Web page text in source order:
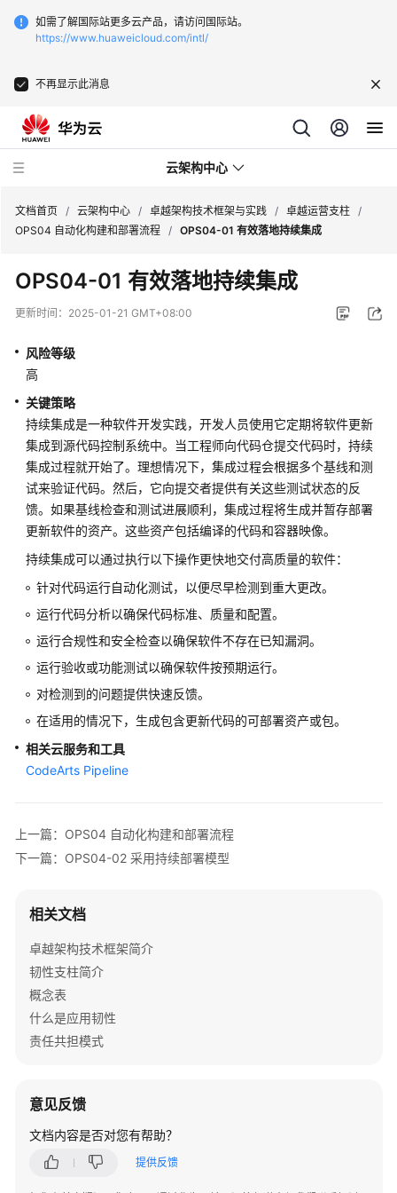
如需了解国际站更多云产品，请访问国际站。
https://www.huaweicloud.com/intl/
不再显示此消息
云架构中心
越
架
技
术
框
架
与
实
践
卓
越
构
技
框
架
简
韧
支
柱
全
性
能
效
率
支
柱
本
优
化
支
文档首页 / 云架构中心 / 卓越架构技术框架与实践 / 卓越运营支柱 /
OPS04 自动化构建和部署流程 / OPS04-01 有效落地持续集成
OPS04-01 有效落地持续集成
更新时间： 2025-01-21 GMT+08:00
风险等级
高
关键策略
持续集成是一种软件开发实践，开发人员使用它定期将软件更新
集成到源代码控制系统中。当工程师向代码仓提交代码时，持续
集成过程就开始了。理想情况下，集成过程会根据多个基线和测
试来验证代码。然后，它向提交者提供有关这些测试状态的反
馈。如果基线检查和测试进展顺利，集成过程将生成并暂存部署
更新软件的资产。这些资产包括编译的代码和容器映像。
持续集成可以通过执行以下操作更快地交付高质量的软件：
针对代码运行自动化测试，以便尽早检测到重大更改。
运行代码分析以确保代码标准、质量和配置。
运行合规性和安全检查以确保软件不存在已知漏洞。
运行验收或功能测试以确保软件按预期运行。
对检测到的问题提供快速反馈。
在适用的情况下，生成包含更新代码的可部署资产或包。
相关云服务和工具
CodeArts Pipeline
上一篇：OPS04 自动化构建和部署流程
下一篇：OPS04-02 采用持续部署模型
相关文档
卓越架构技术框架简介
韧性支柱简介
概念表
什么是应用韧性
责任共担模式
意见反馈
文档内容是否对您有帮助？
提供反馈